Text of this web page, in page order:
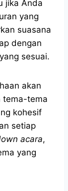
jika Anda
yang
suasana
dengan
sesuai.
akan
tema-tema
kohesif
setiap
acara,
yang